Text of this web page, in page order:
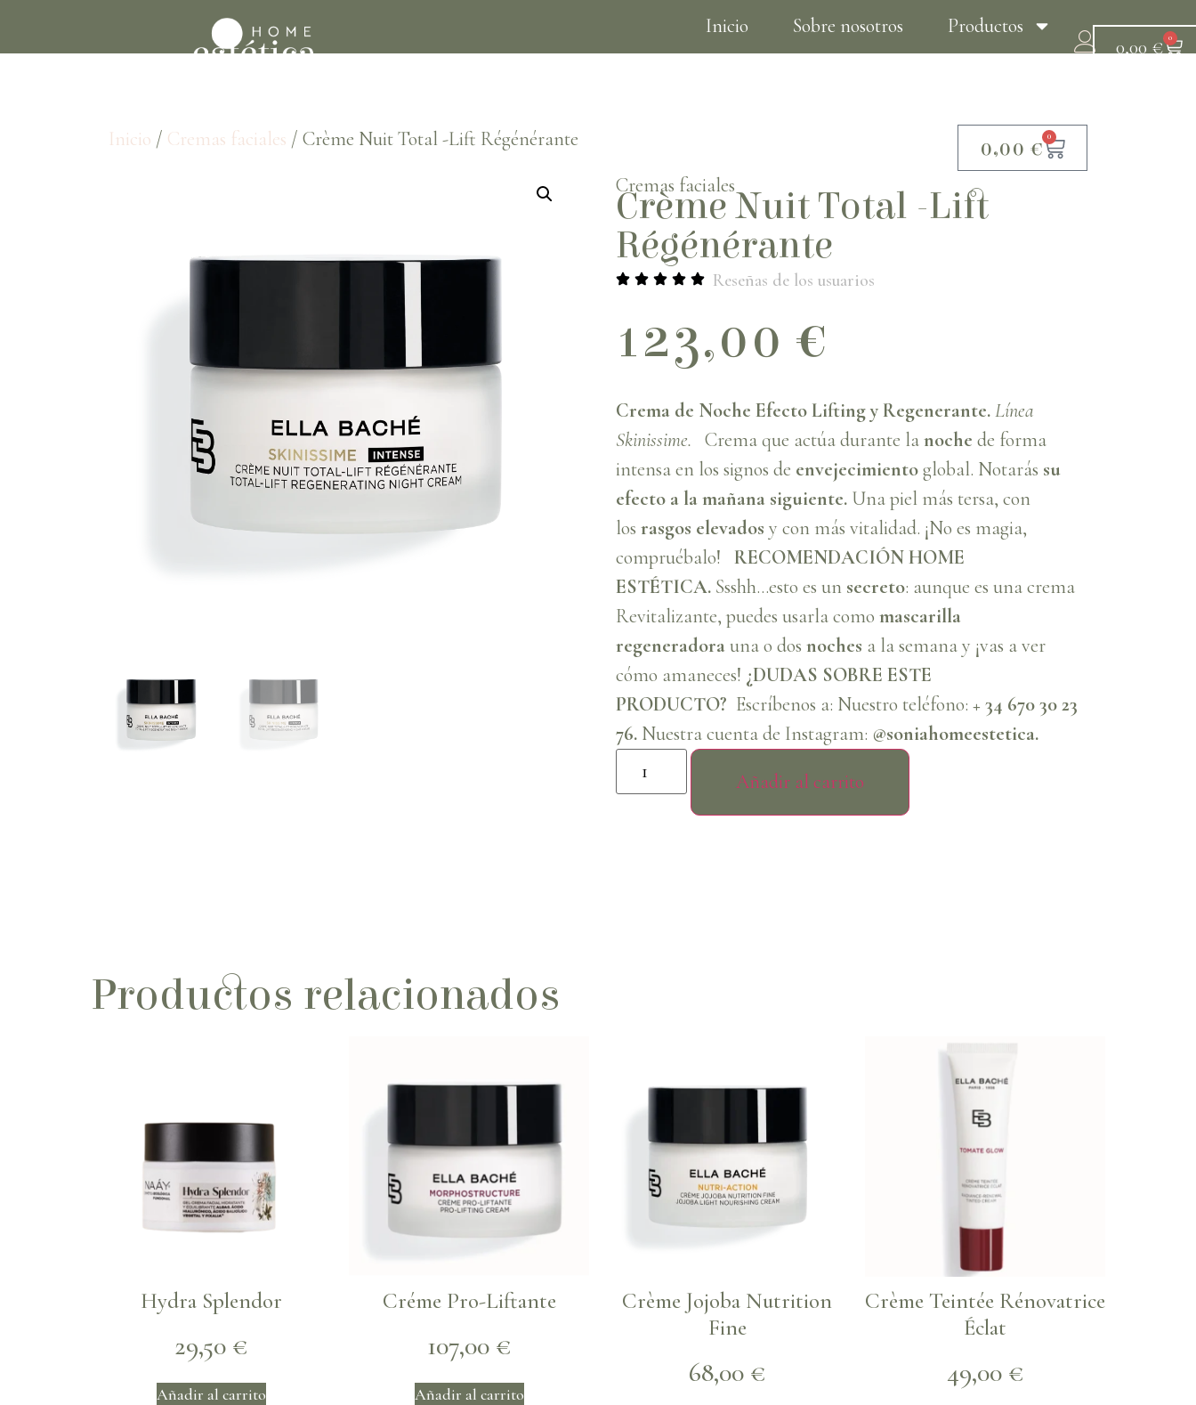
Inicio Sobre nosotros
Productos
0,00 € 0
Inicio / Cremas faciales / Crème Nuit Total -Lift Régénérante 0,00 € 0
Cremas faciales
Crème Nuit Total -Lift
Régénérante
Reseñas de los usuarios
123,00 €
Crema de Noche Efecto Lifting y Regenerante.Línea
Skinissime. Crema que actúa durante lanoche de forma
intensa en los signos de envejecimientoglobal. Notarás su
efecto a la mañana siguiente. Una piel más tersa, con
los rasgos elevados y con más vitalidad. ¡No es magia,
compruébalo! RECOMENDACIÓN HOME
ESTÉTICA. Ssshh…esto es un secreto: aunque es una crema
Revitalizante, puedes usarla como mascarilla
regeneradorauna o dos noches a la semana y ¡vas a ver
cómo amaneces! ¿DUDAS SOBRE ESTE
PRODUCTO? Escríbenos a: Nuestro teléfono: + 34 670 30 23
76. Nuestra cuenta de Instagram: @soniahomeestetica.
Añadir al carrito
Productos relacionados
Hydra Splendor
29,50 €
Añadir al carrito
Créme Pro-Liftante
107,00 €
Añadir al carrito
Crème Jojoba Nutrition
Fine
68,00 €
Crème Teintée Rénovatrice
Éclat
49,00 €